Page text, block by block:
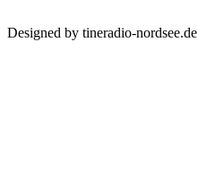
Designed by tineradio-nordsee.de